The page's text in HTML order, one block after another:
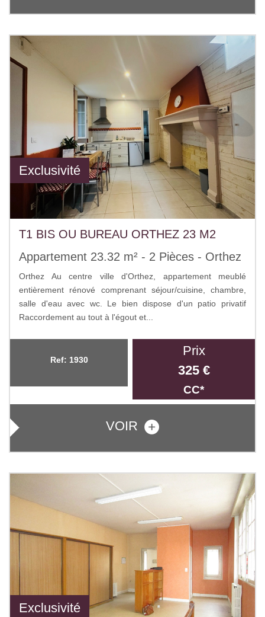
Exclusivité
T1 BIS OU BUREAU ORTHEZ 23 M2
Appartement 23.32 m² - 2 Pièces - Orthez
Orthez Au centre ville d'Orthez, appartement meublé
entièrement rénové comprenant séjour/cuisine, chambre,
salle d'eau avec wc. Le bien dispose d'un patio privatif
Raccordement au tout à l'égout et...
Ref: 1930
Prix
325 €
CC*
VOIR
Exclusivité